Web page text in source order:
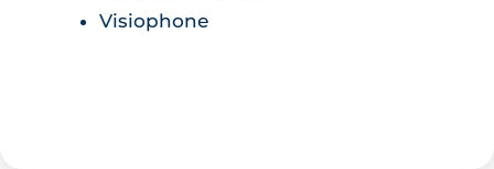
Visiophone